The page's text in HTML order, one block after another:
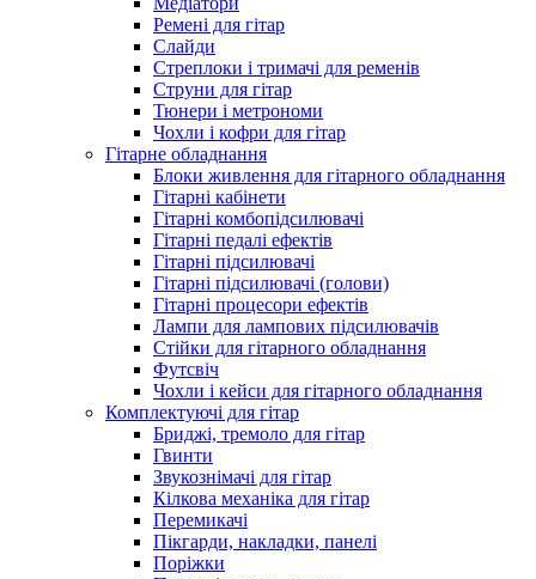
Ремені для гітар
Слайди
Стреплоки і тримачі для ременів
Струни для гітар
Тюнери і метрономи
Чохли і кофри для гітар
Гітарне обладнання
Блоки живлення для гітарного обладнання
Гітарні кабінети
Гітарні комбопідсилювачі
Гітарні педалі ефектів
Гітарні підсилювачі
Гітарні підсилювачі (голови)
Гітарні процесори ефектів
Лампи для лампових підсилювачів
Стійки для гітарного обладнання
Футсвіч
Чохли і кейси для гітарного обладнання
Комплектуючі для гітар
Бриджі, тремоло для гітар
Гвинти
Звукознімачі для гітар
Кілкова механіка для гітар
Перемикачі
Пікгарди, накладки, панелі
Поріжки